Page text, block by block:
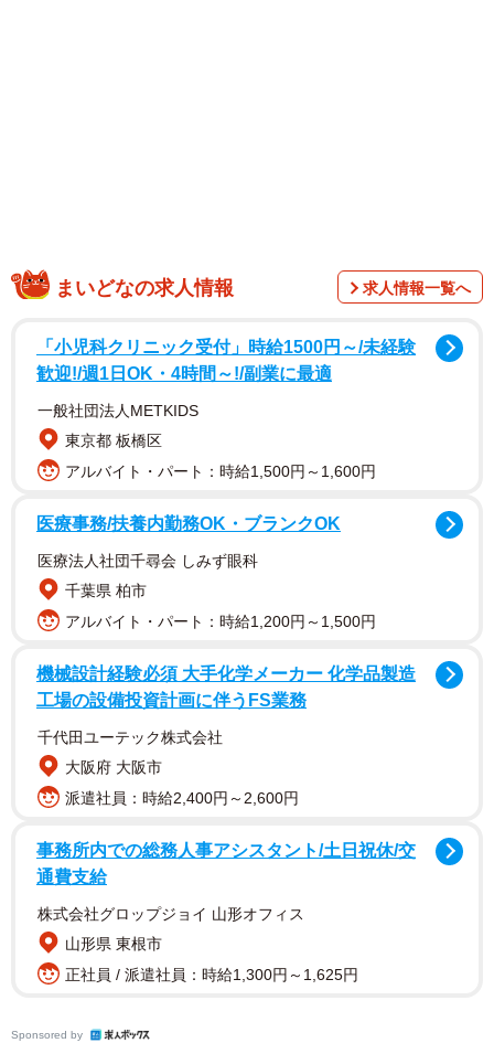
こうなったら釣りはやめ時。
pic.twitter.com/hMT92ERRAS
— tomo (@0909_masuko)
根元から放電「非常に危険」即時避難は正解
tomoさんが撮影したのは2021年12月25日、クリスマスの夕
方。湾岸に面した川崎市の東扇島西公園で海釣り中でし
た。曇り空からみぞれ混じりの雨が降る中、カーボン製の
釣り竿の根元からパチパチと音がし、撮影したといいま
す。稲光は見えず、雷鳴も聞こえませんでしたが、tomoさ
んは「撮影だけして、すぐに竿から離れました。落ち着い
てから竿を回収しました」とあわてて現場を離れた当時を
釣り具メーカーのがまかつに取材すると、tomoさんの即時
避難は正解だったようです。カーボン製の釣り竿の根元が
放電している状況は「非常に危険な状態。雲の中にいるよ
うなもの」と指摘します。がまかつは自社ホームページで
「カーボンロッドは素材の特性上電気をよく伝えます」
「避雷針のようなモノ。使用中、雷が発生したときは釣竿
をただちに仕舞込むか、釣竿からすぐ離れるようにして下
できなくても危ない。ただちに竿を置いて避難してほし
まいどなの求人情報 求人情報一覧へ
「小児科クリニック受付」時給1500円～/未経験
歓迎!/週1日OK・4時間～!/副業に最適
一般社団法人METKIDS
東京都 板橋区
アルバイト・パート：時給1,500円～1,600円
医療事務/扶養内勤務OK・ブランクOK
医療法人社団千尋会 しみず眼科
千葉県 柏市
アルバイト・パート：時給1,200円～1,500円
機械設計経験必須 大手化学メーカー 化学品製造
工場の設備投資計画に伴うFS業務
千代田ユーテック株式会社
大阪府 大阪市
派遣社員：時給2,400円～2,600円
事務所内での総務人事アシスタント/土日祝休/交
通費支給
株式会社グロップジョイ 山形オフィス
山形県 東根市
正社員 / 派遣社員：時給1,300円～1,625円
Sponsored by